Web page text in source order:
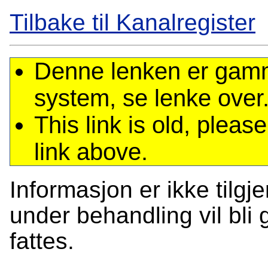
Tilbake til Kanalregister
Denne lenken er
system, se lenke
This link is old,
link above.
Informasjon er ikke
under behandling vil bli
fattes.